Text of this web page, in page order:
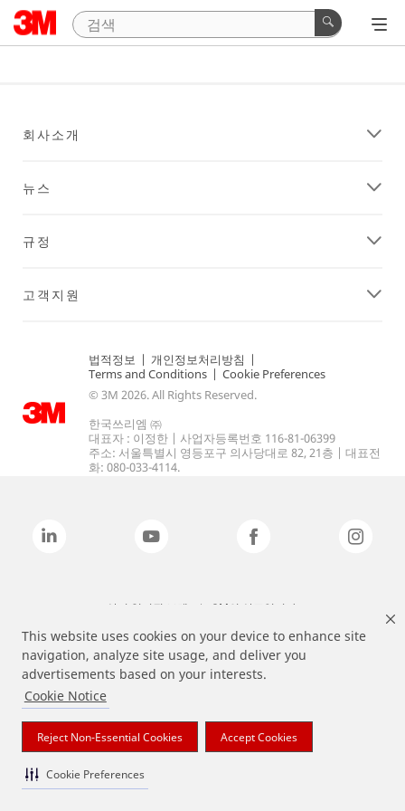
This website uses cookies on your device to enhance site
navigation, analyze site usage, and deliver you
advertisements based on your interests.
Cookie Notice
Reject Non-Essential Cookies Accept Cookies
Cookie Preferences
회사소개
뉴스
규정
고객지원
법적정보 | 개인정보처리방침 |
Terms and Conditions | Cookie Preferences
© 3M 2026. All Rights Reserved.
한국쓰리엠 ㈜
대표자 : 이정한 | 사업자등록번호 116-81-06399
주소: 서울특별시 영등포구 의사당대로 82, 21층 | 대표전
화: 080-033-4114.
상기 열거된 브랜드는 3M의 상표입니다.